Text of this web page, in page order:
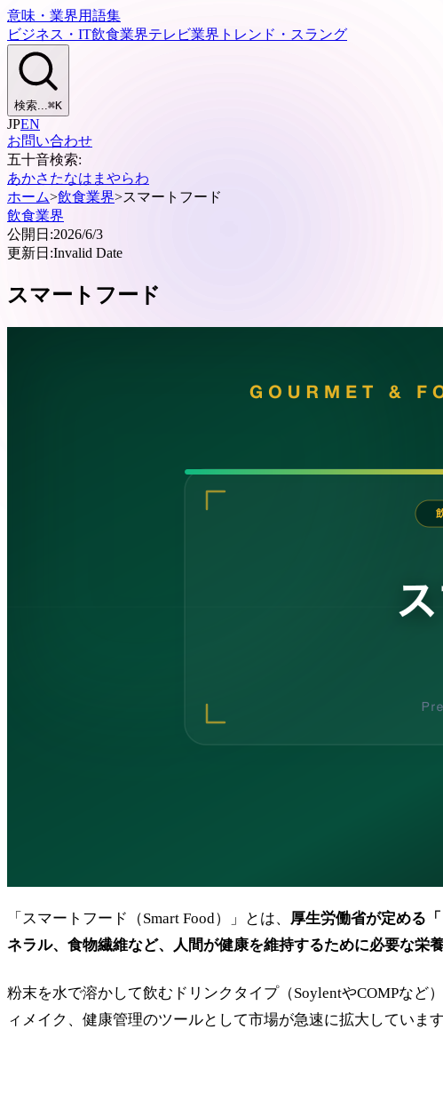
意味・業界用語集
ビジネス・IT飲食業界テレビ業界 トレンド・スラング
検索...⌘K
JPEN
お問い合わせ
五十音検索:
あかさ たなは ま やらわ
ホーム>飲食業界>スマートフード
飲食業界
公開日:2026/6/3
更新日:Invalid Date
スマートフード
「スマートフード（Smart Food）」とは、
厚生労働省が定める
ネラル、食物繊維など、人間が健康を維持するために必要な
粉末を水で溶かして飲むドリンクタイプ（SoylentやCOMPな
ィメイク、健康管理のツールとして市場が急速に拡大しています